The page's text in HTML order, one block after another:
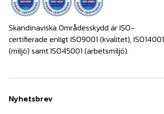
Skandinaviska Områdesskydd är ISO-
certifierade enligt ISO9001 (kvalitet), ISO14001
(miljö) samt ISO45001 (arbetsmiljö).
Nyhetsbrev